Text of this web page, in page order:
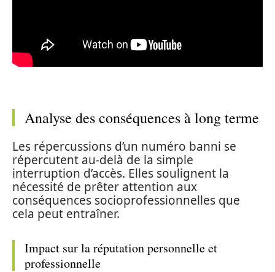
Analyse des conséquences à long terme
Les répercussions d’un numéro banni se
répercutent au-delà de la simple
interruption d’accès. Elles soulignent la
nécessité de prêter attention aux
conséquences socioprofessionnelles que
cela peut entraîner.
Impact sur la réputation personnelle et
professionnelle